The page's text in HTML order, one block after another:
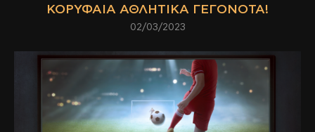
ΚΟΡΥΦΑΊΑ ΑΘΛΗΤΙΚΆ ΓΕΓΟΝΌΤΑ!
02/03/2023